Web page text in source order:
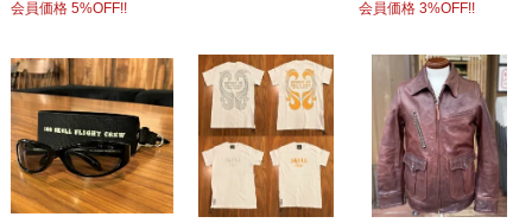
会員価格 5%OFF!! 会員価格 3%OFF!!